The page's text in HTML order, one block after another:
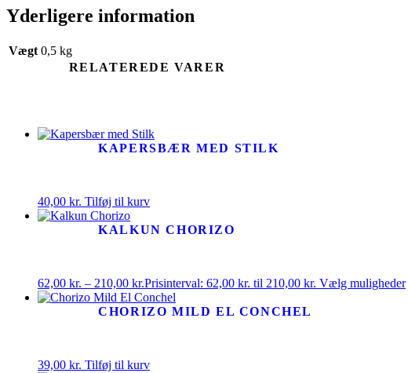
Yderligere information
Vægt 0,5 kg
RELATEREDE VARER
KAPERSBÆR MED STILK
40,00 kr. Tilføj til kurv
KALKUN CHORIZO
62,00 kr. – 210,00 kr.Prisinterval: 62,00 kr. til 210,00 kr. Vælg muligheder
CHORIZO MILD EL CONCHEL
39,00 kr. Tilføj til kurv